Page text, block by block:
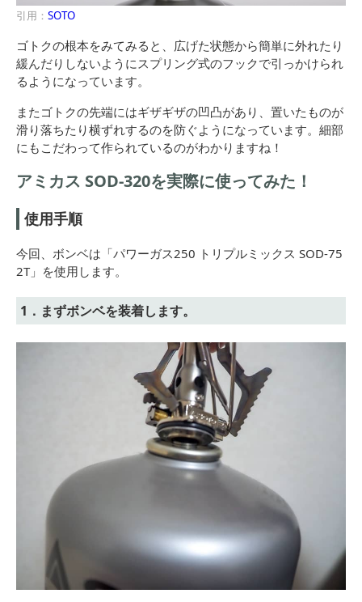
引用： SOTO
ゴトクの根本をみてみると、広げた状態から簡単に外れたり
緩んだりしないようにスプリング式のフックで引っかけられ
るようになっています。
またゴトクの先端にはギザギザの凹凸があり、置いたものが
滑り落ちたり横ずれするのを防ぐようになっています。細部
にもこだわって作られているのがわかりますね！
アミカス SOD-320を実際に使ってみた！
使用手順
今回、ボンベは「パワーガス250 トリプルミックス SOD-75
2T」を使用します。
1．まずボンベを装着します。